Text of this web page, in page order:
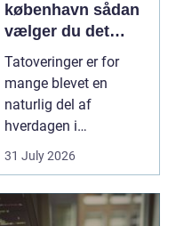
københavn sådan
vælger du det
rigtige studie
Tatoveringer er for
mange blevet en
naturlig del af
hverdagen i
København. Byen er
31 July 2026